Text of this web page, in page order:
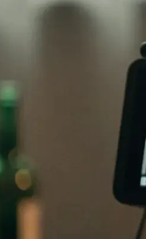
Eine gute
die Bausteine des…